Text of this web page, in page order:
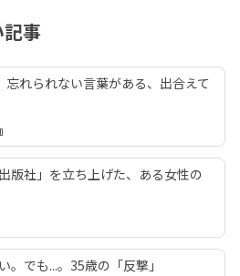
事
忘れられない言葉がある、出合えて
版社」を立ち上げた、ある女性の
でも...。35歳の「反撃」